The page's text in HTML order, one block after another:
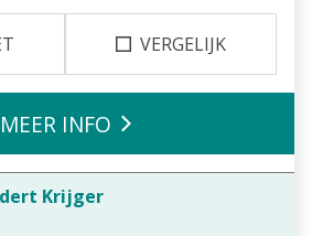
VERGELIJK
Krijger
MEER INFO